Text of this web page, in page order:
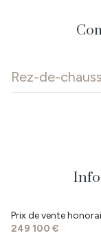
Rez-de-
dégagement
Prix de vente
249 100 €